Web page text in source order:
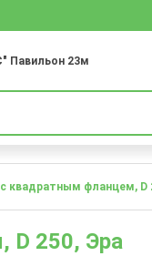
Павильон 23м
квадратным фланцем, D
D 250, Эра